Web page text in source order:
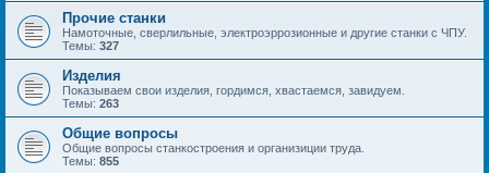
Прочие станки
Намоточные, сверлильные, электроэррозионные и другие станки с ЧПУ.
Темы: 327
Изделия
Показываем свои изделия, гордимся, хвастаемся, завидуем.
Темы: 263
Общие вопросы
Общие вопросы станкостроения и организиции труда.
Темы: 855